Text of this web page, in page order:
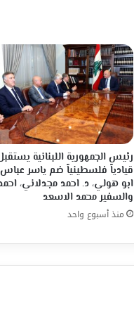
الطائفة
السومرية
رئيس الجمهورية اللبنانية
قيادياً فلسطينياً ضم ياسر
ابو هولي، د. احمد مجدلاني،
والسفير محمد الاسعد
منذ أسبوع واحد